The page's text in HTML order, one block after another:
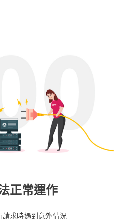
正常運作
請求時遇到意外情況